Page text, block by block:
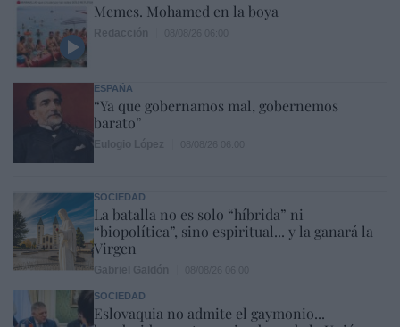
Memes. Mohamed en la boya
ESPAÑA
“Ya que gobernamos mal, gobernemos
barato”
SOCIEDAD
La batalla no es solo “híbrida” ni
“biopolítica”, sino espiritual... y la ganará la
Virgen
SOCIEDAD
Eslovaquia no admite el gaymonio...